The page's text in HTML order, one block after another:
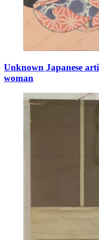
Unknown Japanese
woman